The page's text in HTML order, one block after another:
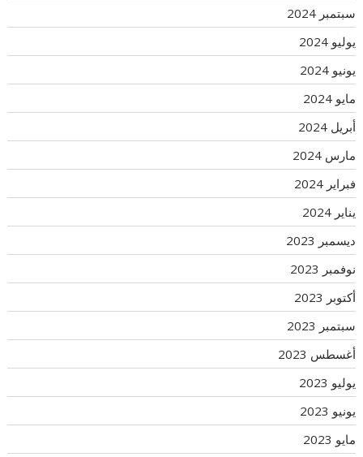
سبتمبر 2024
يوليو 2024
يونيو 2024
مايو 2024
أبريل 2024
مارس 2024
فبراير 2024
يناير 2024
ديسمبر 2023
نوفمبر 2023
أكتوبر 2023
سبتمبر 2023
أغسطس 2023
يوليو 2023
يونيو 2023
مايو 2023